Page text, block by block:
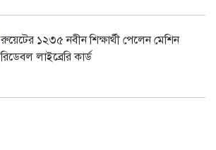
রুয়েটের ১২৩৫ নবীন শিক্ষার্থী পেলেন মেশিন
রিডেবল লাইব্রেরি কার্ড